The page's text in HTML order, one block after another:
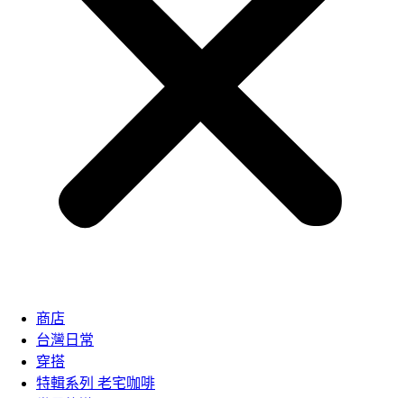
商店
台灣日常
穿搭
特輯系列 老宅咖啡